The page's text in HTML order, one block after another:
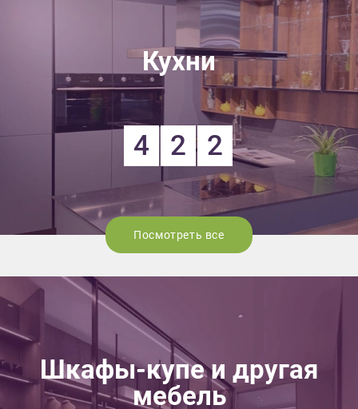
Кухни
4 2 2
Посмотреть все
Шкафы-купе и другая
мебель